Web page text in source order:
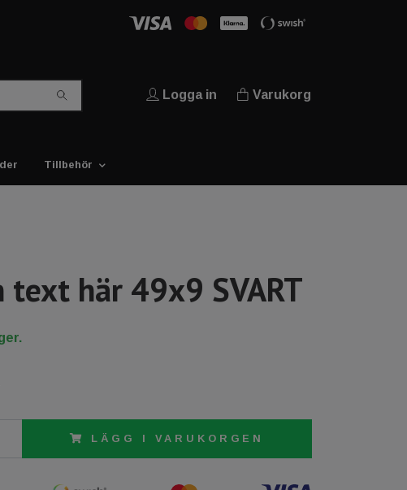
Logga in Varukorg
Tillbehör
text här 49x9 SVART
LÄGG I VARUKORGEN